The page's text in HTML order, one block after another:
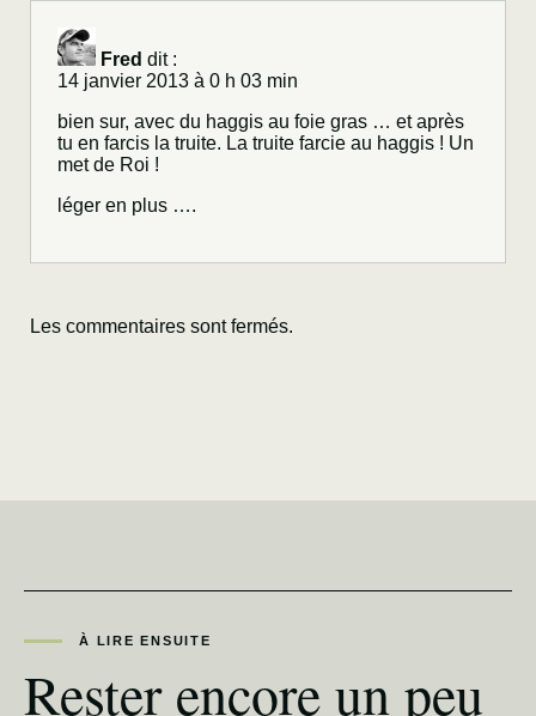
Fred dit :
14 janvier 2013 à 0 h 03 min
bien sur, avec du haggis au foie gras … et après
tu en farcis la truite. La truite farcie au haggis ! Un
met de Roi !
léger en plus ….
Les commentaires sont fermés.
À LIRE ENSUITE
Rester encore un peu